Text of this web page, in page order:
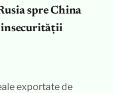
spre China
insecurității
exportate de